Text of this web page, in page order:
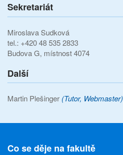
Sekretariát
Miroslava Sudková
tel.: +420 48 535 2833
Budova G, místnost 4074
Další
Martin Plešinger (Tutor, Webmaster)
Co se děje na fakultě